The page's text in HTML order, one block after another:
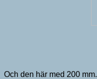
Och den här med 200 mm.